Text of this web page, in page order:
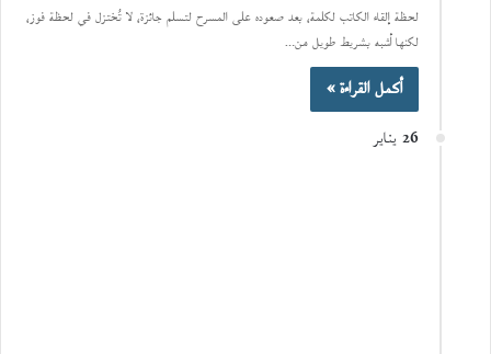
لحظة إلقاء الكاتب لكلمة، بعد صعوده على المسرح لتسلم جائزة، لا تُختزل في لحظة فوز،
لكنها أشبه بشريط طويل من…
أكمل القراءة »
26 يناير